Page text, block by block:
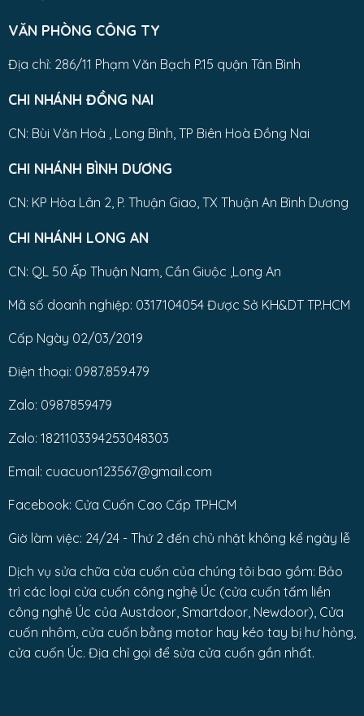
VĂN PHÒNG CÔNG TY
Địa chỉ: 286/11 Phạm Văn Bạch P.15 quận Tân Bình
CHI NHÁNH ĐỒNG NAI
CN: Bùi Văn Hoà , Long Bình, TP Biên Hoà Đồng Nai
CHI NHÁNH BÌNH DƯƠNG
CN: KP Hòa Lân 2, P. Thuận Giao, TX Thuận An Bình Dương
CHI NHÁNH LONG AN
CN: QL 50 Ấp Thuận Nam, Cần Giuộc ,Long An
Mã số doanh nghiệp: 0317104054 Được Sở KH&DT TP.HCM
Cấp Ngày 02/03/2019
Điện thoại: 0987.859.479
Zalo: 0987859479
Zalo: 1821103394253048303
Email: cuacuon123567@gmail.com
Facebook: Cửa Cuốn Cao Cấp TPHCM
Giờ làm việc: 24/24 - Thứ 2 đến chủ nhật không kể ngày lễ
Dịch vụ sửa chữa cửa cuốn của chúng tôi bao gồm: Bảo
trì các loại cửa cuốn công nghệ Úc (cửa cuốn tấm liền
công nghệ Úc của Austdoor, Smartdoor, Newdoor), Cửa
cuốn nhôm, cửa cuốn bằng motor hay kéo tay bị hư hỏng,
cửa cuốn Úc. Địa chỉ gọi để sửa cửa cuốn gần nhất.